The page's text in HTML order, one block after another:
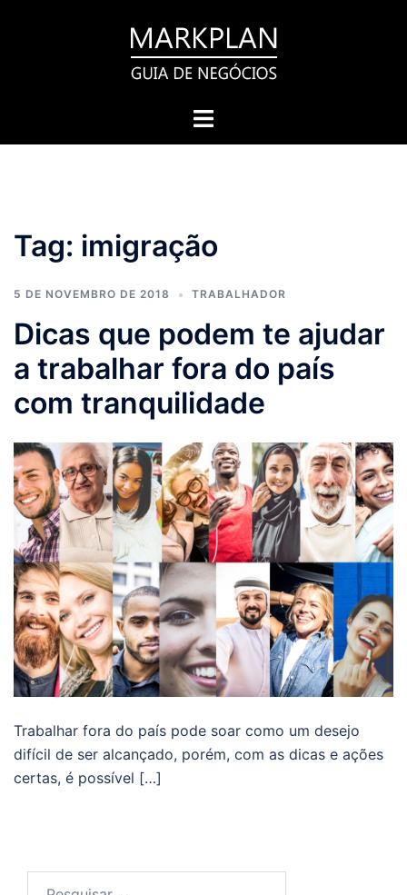
Toggle
Tag: imigração
5 DE NOVEMBRO DE 2018 TRABALHADOR
Dicas que podem te ajudar
a trabalhar fora do país
com tranquilidade
Trabalhar fora do país pode soar como um desejo
difícil de ser alcançado, porém, com as dicas e ações
certas, é possível […]